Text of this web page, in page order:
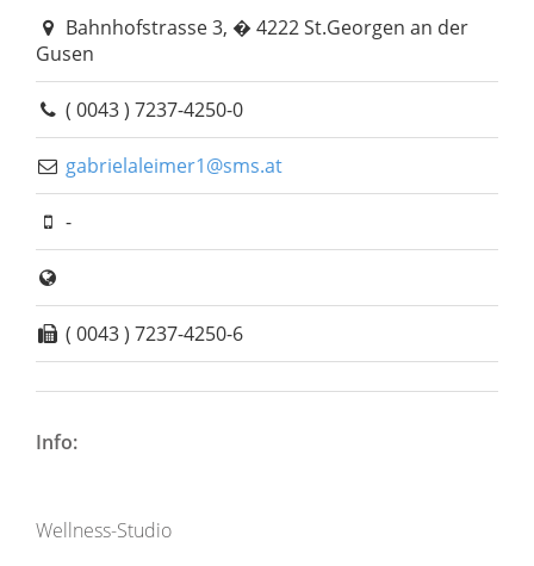
Bahnhofstrasse 3, � 4222 St.Georgen an der
Gusen
( 0043 ) 7237-4250-0
gabrielaleimer1@sms.at
-
( 0043 ) 7237-4250-6
Info:
Wellness-Studio